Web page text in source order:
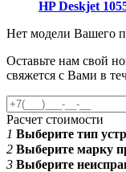
HP Deskjet
Нет модели Вашего
Оставьте нам свой
свяжется с Вами в
Расчет стоимости
1 Выберите тип
2 Выберите марку
3 Выберите